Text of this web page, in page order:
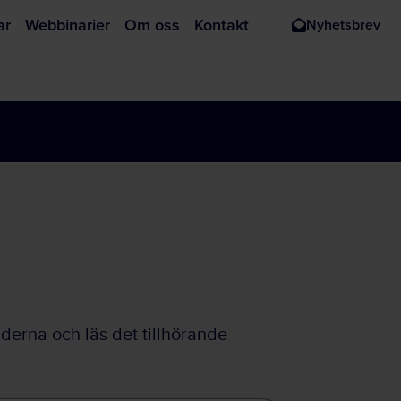
Webbinarier Om oss Kontakt Nyhetsbrev
och läs det tillhörande